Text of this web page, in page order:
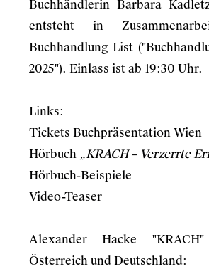
Buchhändlerin Barbara
entsteht in
Buchhandlung List
2025"). Einlass ist ab 19:30 Uhr.
Links:
Tickets Buchpräsentation Wien
Hörbuch „KRACH – Verzerrte
Hörbuch-Beispiele
Video-Teaser
Alexander Hacke
Österreich und Deutschland: